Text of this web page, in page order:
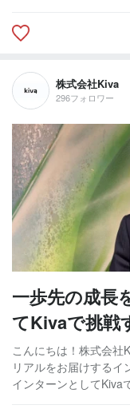
株式会社Kiva
296フォロワー
一歩先の成長
てKivaで挑戦
こんにちは！株式会社
リアルをお届けするイ
インターンとしてKiva